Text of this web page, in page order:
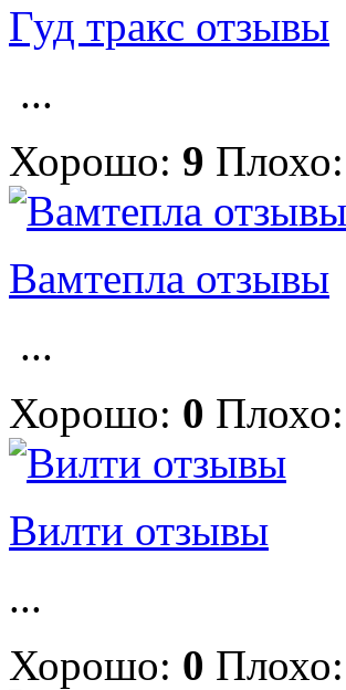
Гуд тракс отзывы
...
Хорошо: 9 Плохо:
Вамтепла отзывы
...
Хорошо: 0 Плохо:
Вилти отзывы
...
Хорошо: 0 Плохо: